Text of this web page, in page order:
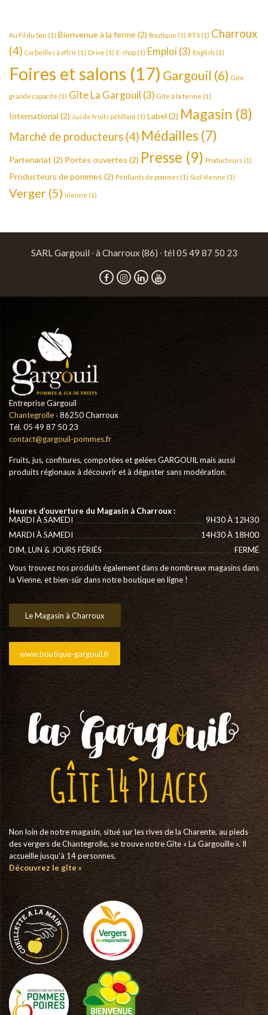
Au Fil du Son (1) Bienvenue à la ferme(2) Boutique (1) BTS (1) Charroux
(4) Corbeilles à offrir (1) Drive (1) E-shop (1) Emploi (3) English (1)
Foires et salons (17) Gargouil (6) Gite
grande capacité (1) Gîte La Gargouil (3) Gîte à la ferme (1)
International (2) Jus de fruits pétillant (1) Label (2) Magasin (8)
Marché de producteurs (4) Médailles (7)
Partenariat(2) Portes ouvertes (2) Presse (9) Producteurs (1)
Producteurs de pommes (2) Pétillants de pommes (1) Sud Vienne (1)
Verger (5) Vienne (1)
SARL Gargouil ∙ à Charroux (86) ∙ tél 05 49 87 50 23
Entreprise Gargouil
Chantegrolle ∙ 86250 Charroux
Tél. 05 49 87 50 23
contact@gargouil-pommes.fr
Fruits, jus, confitures, compotées et gelées GARGOUIL mais aussi
produits régionaux à découvrir et à déguster sans modération.
Heures d’ouverture du Magasin à Charroux :
MARDI À SAMEDI
9H30 À 12H30
MARDI À SAMEDI
14H30 À 18H00
DIM, LUN & JOURS FÉRIÉS
FERMÉ
Vous trouvez nos produits également dans de nombreux magasins dans
la Vienne, et bien-sûr dans notre boutique en ligne !
Le Magasin à Charroux
www.boutique-gargouil.fr
Non loin de notre magasin, situé sur les rives de la Charente, au pieds
des vergers de Chantegrolle, se trouve notre Gîte « La Gargouille ». Il
accueille jusqu’à 14 personnes.
Découvrez le gîte »